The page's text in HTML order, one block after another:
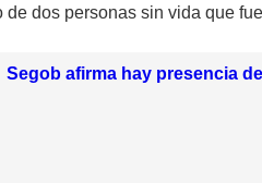
dos personas sin vida que
Segob afirma hay presencia